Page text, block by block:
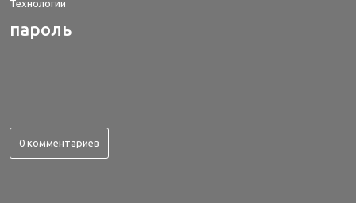
Технологии
пароль
0 комментариев